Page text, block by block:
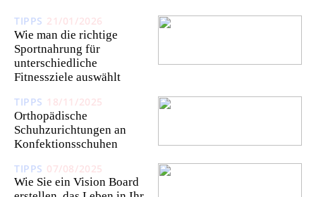
TIPPS 21/01/2026
Wie man die richtige
Sportnahrung für
unterschiedliche
Fitnessziele auswählt
TIPPS 18/11/2025
Orthopädische
Schuhzurichtungen an
Konfektionsschuhen
TIPPS 07/08/2025
Wie Sie ein Vision Board